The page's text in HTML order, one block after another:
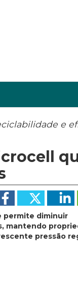
e
permite diminuir
mantendo
pressão